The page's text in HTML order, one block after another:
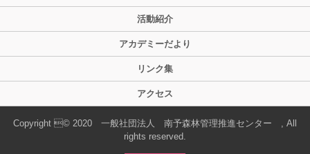
活動紹介
アカデミーだより
リンク集
アクセス
Copyright © 2020 一般社団法人 南予森林管理推進センター , All
rights reserved.